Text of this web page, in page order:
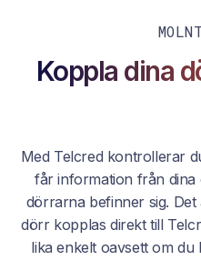
Koppla dina
Med Telcred kontrollerar
får information från
dörrarna befinner sig.
dörr kopplas direkt till
lika enkelt oavsett om